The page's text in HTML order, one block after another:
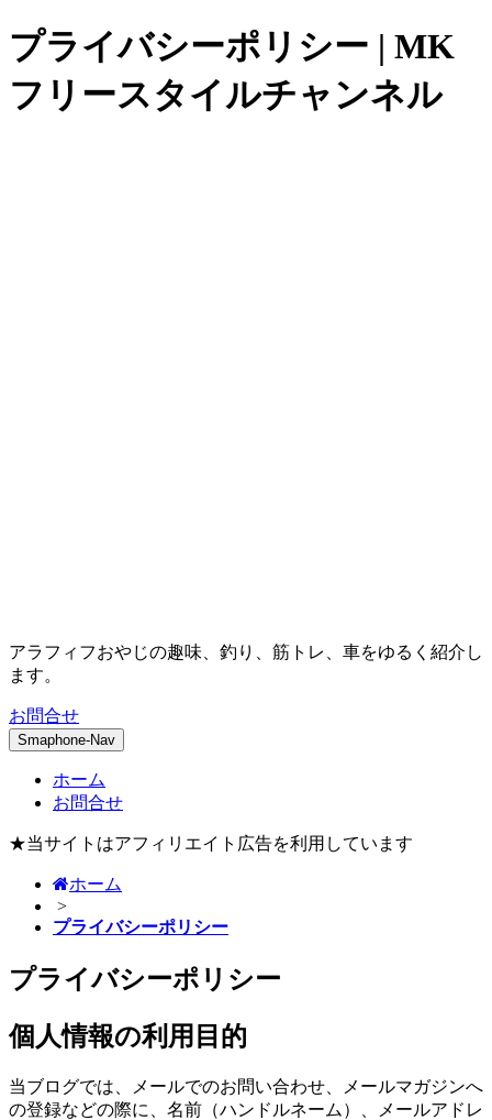
プライバシーポリシー | MK
フリースタイルチャンネル
アラフィフおやじの趣味、釣り、筋トレ、車をゆるく紹介し
ます。
お問合せ
Smaphone-Nav
ホーム
お問合せ
★当サイトはアフィリエイト広告を利用しています
ホーム
>
プライバシーポリシー
プライバシーポリシー
個人情報の利用目的
当ブログでは、メールでのお問い合わせ、メールマガジンへ
の登録などの際に、名前（ハンドルネーム）、メールアドレ